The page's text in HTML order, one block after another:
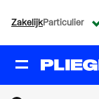
ZakelijkParticulier